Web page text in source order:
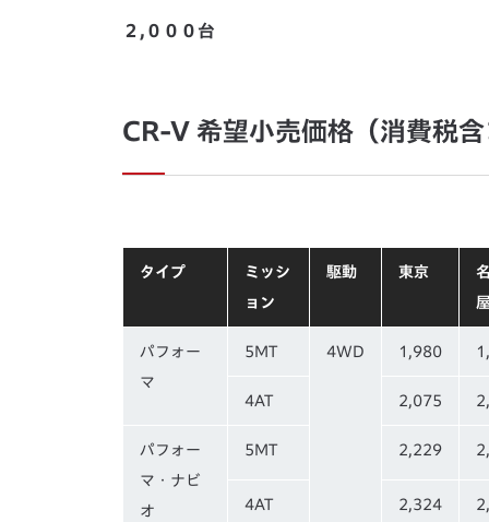
２,０００台
CR-V 希望小売価格（消費税
タイプ
ミッシ
ョン
駆動 東京
パフォー
マ
5MT 4WD 1,980
4AT 2,075
パフォー
マ・ナビ
オ
5MT 2,229
4AT 2,324